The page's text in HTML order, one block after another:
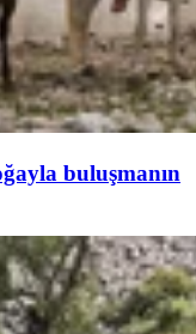
buluşmanın